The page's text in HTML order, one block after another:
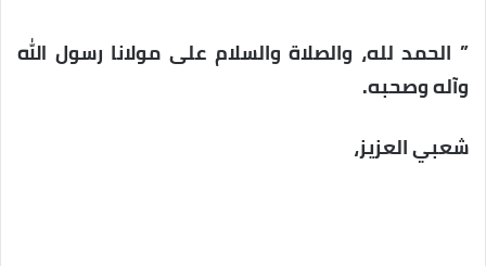
” الحمد لله، والصلاة والسلام علی مولانا رسول الله
وآله وصحبه.
شعبي العزيز،